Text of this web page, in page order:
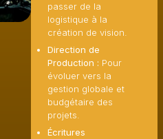
passer de la
logistique à la
création de vision.
Direction de
Production : Pour
évoluer vers la
gestion globale et
budgétaire des
projets.
Écritures